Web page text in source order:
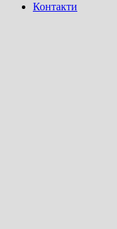
Контакти